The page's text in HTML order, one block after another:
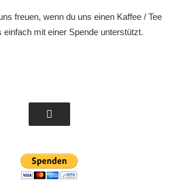
freuen, wenn du uns einen Kaffee / Tee
einfach mit einer Spende unterstützt.